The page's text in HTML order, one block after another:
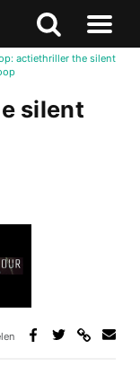
Zoeken
Naar
menu
actiethriller the silent
silent
Zoeken
naar